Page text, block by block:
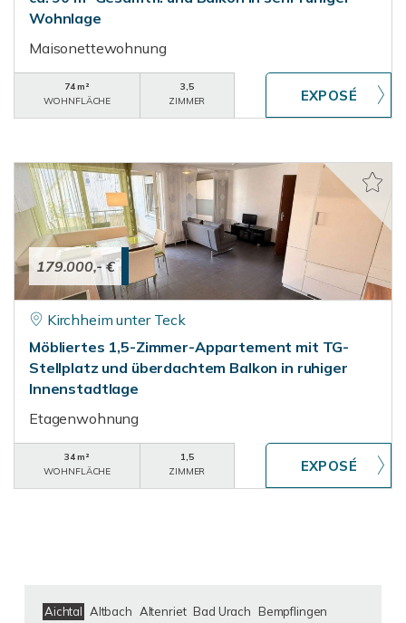
Wohnlage
Maisonettewohnung
74 m²
WOHNFLÄCHE
3,5
ZIMMER
179.000,- €
Kirchheim unter Teck
Möbliertes 1,5-Zimmer-Appartement mit TG-
Stellplatz und überdachtem Balkon in ruhiger
Innenstadtlage
Etagenwohnung
34 m²
WOHNFLÄCHE
1,5
ZIMMER
Aichtal Altbach Altenriet Bad Urach
Bempflingen